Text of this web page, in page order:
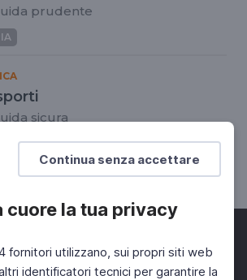
Continua senza accettare
cuore la tua privacy
fornitori utilizzano, sui propri siti web
identificatori tecnici per garantire la
prudente
sicura
2°
SCUOLA PRIMARIA
1°